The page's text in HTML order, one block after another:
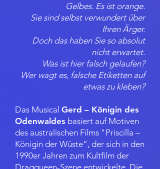
Gelbes. Es ist orange.
Sie sind selbst verwundert über
Ihren Ärger.
Doch das haben Sie so absolut
nicht erwartet.
Was ist hier falsch gelaufen?
Wer wagt es, falsche Etiketten auf
etwas zu kleben?
Das Musical Gerd – Königin des
Odenwaldes basiert auf Motiven
des australischen Films "Priscilla –
Königin der Wüste“, der sich in den
1990er Jahren zum Kultfilm der
Dragqueen-Szene entwickelte. Die